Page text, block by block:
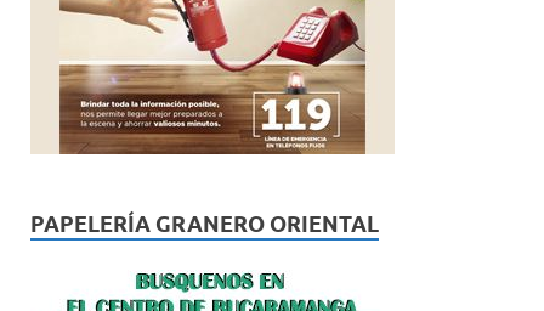
PAPELERÍA GRANERO ORIENTAL